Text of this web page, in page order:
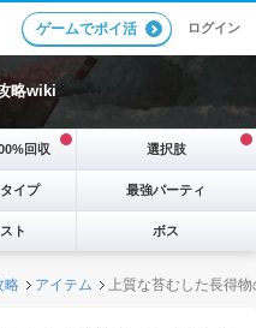
ゲームでポイ活 ログイン
略wiki
回収 選択肢
イプ 最強パーティ
ト ボス
略 アイテム 上質な苔むした長得